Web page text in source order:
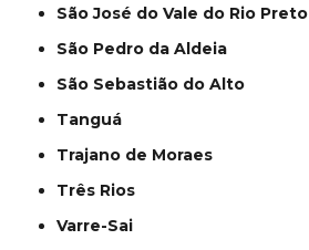
São José do Vale do Rio Preto
São Pedro da Aldeia
São Sebastião do Alto
Tanguá
Trajano de Moraes
Três Rios
Varre-Sai